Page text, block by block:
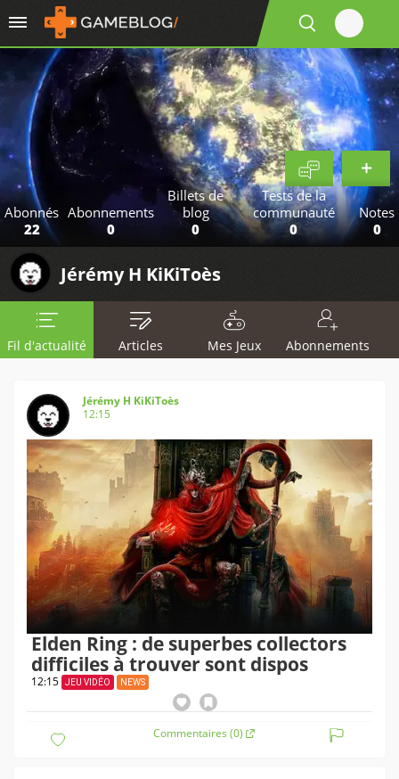
Abonnés
22
Abonnements
0
Billets de
blog
0
Tests de la
communauté
0
Notes
0
Jérémy H KiKiToès
Fil d'actualité Articles Mes Jeux Abonnements
Jérémy H KiKiToès
12:15
Elden Ring : de superbes collectors
difficiles à trouver sont dispos
12:15 JEU VIDÉO NEWS
Commentaires (0)